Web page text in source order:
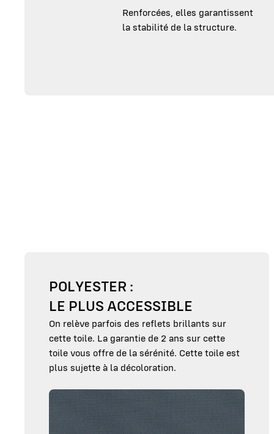
Renforcées, elles garantissent
la stabilité de la structure.
POLYESTER :
LE PLUS ACCESSIBLE
On relève parfois des reflets brillants sur
cette toile. La garantie de 2 ans sur cette
toile vous offre de la sérénité. Cette toile est
plus sujette à la décoloration.